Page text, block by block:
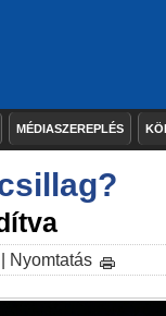
MÉDIASZEREPLÉS
Nyomtatás